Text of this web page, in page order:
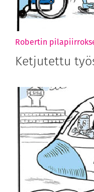
Robertin
Ketjutettu